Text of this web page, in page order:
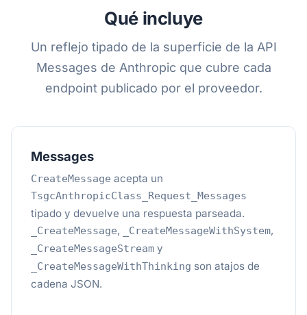
Qué incluye
Un reflejo tipado de la superficie de la API
Messages de Anthropic que cubre cada
endpoint publicado por el proveedor.
Messages
CreateMessage acepta un
TsgcAnthropicClass_Request_Messages
tipado y devuelve una respuesta parseada.
_CreateMessage, _CreateMessageWithSystem,
_CreateMessageStream y
_CreateMessageWithThinking son atajos de
cadena JSON.